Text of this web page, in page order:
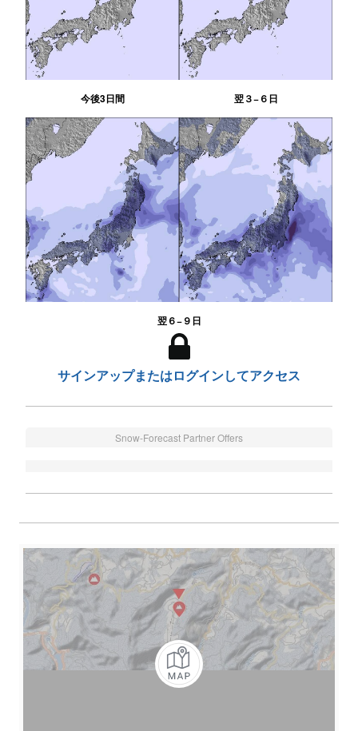
今後3日間 翌３−６日
翌６−９日
サインアップまたはログインしてアクセス
Snow-Forecast Partner Offers